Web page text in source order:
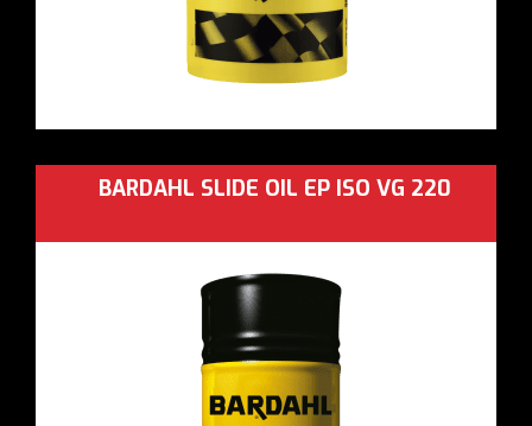
BARDAHL SLIDE OIL EP ISO VG 220